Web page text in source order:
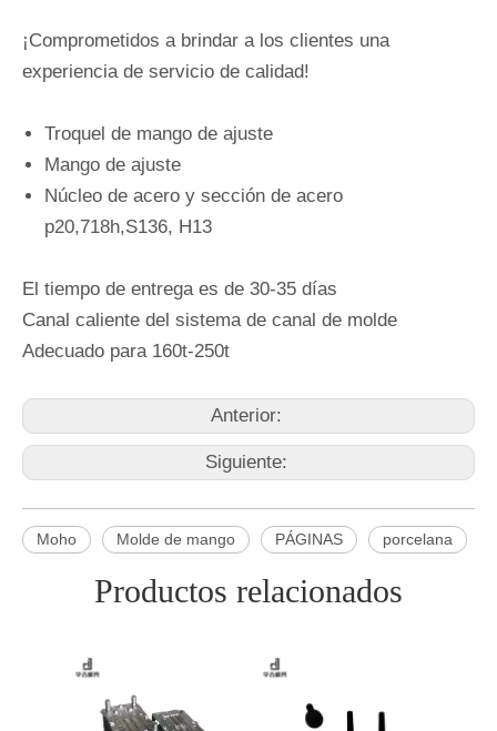
¡Comprometidos a brindar a los clientes una
experiencia de servicio de calidad!
Troquel de mango de ajuste
Mango de ajuste
Núcleo de acero y sección de acero
p20,718h,S136, H13
El tiempo de entrega es de 30-35 días
Canal caliente del sistema de canal de molde
Adecuado para 160t-250t
Anterior:
Siguiente:
Moho Molde de mango PÁGINAS porcelana
Productos relacionados